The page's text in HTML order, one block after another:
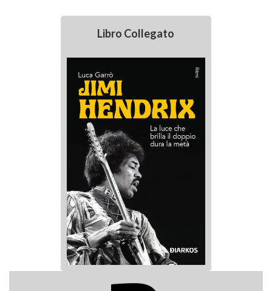
Libro Collegato